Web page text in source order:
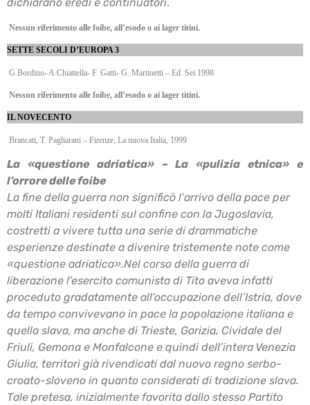
dichiarano eredi e continuatori.
Nessun riferimento alle foibe, all’esodo o ai lager titini.
SETTE SECOLI D’EUROPA 3
G.Bordino- A.Chiattella- F. Gatti- G. Martinetti – Ed. Sei 1998
Nessun riferimento alle foibe, all’esodo o ai lager titini.
IL NOVECENTO
Brancati, T. Pagliarani – Firenze, La nuova Italia, 1999
La «questione adriatica» – La «pulizia etnica» e
l’orrore delle foibe
La fine della guerra non significò l’arrivo della pace per
molti Italiani residenti sul confine con la Jugoslavia,
costretti a vivere tutta una serie di drammatiche
esperienze destinate a divenire tristemente note come
«questione adriatica».Nel corso della guerra di
liberazione l’esercito comunista di Tito aveva infatti
proceduto gradatamente all’occupazione dell’Istria, dove
da tempo convivevano in pace la popolazione italiana e
quella slava, ma anche di Trieste, Gorizia, Cividale del
Friuli, Gemona e Monfalcone e quindi dell’intera Venezia
Giulia, territori già rivendicati dal nuovo regno serbo-
croato-sloveno in quanto considerati di tradizione slava.
Tale pretesa, inizialmente favorita dallo stesso Partito